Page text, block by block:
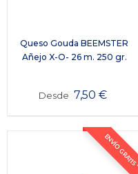
Queso Gouda BEEMSTER
Añejo X-O- 26 m. 250 gr.
Desde 7,50€
ENVÍO